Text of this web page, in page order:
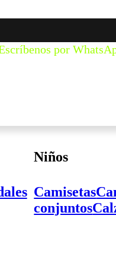
por
Niños
Camisetas
conjuntos